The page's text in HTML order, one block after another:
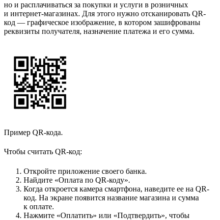
но и расплачиваться за покупки и услуги в розничных
и интернет-магазинах. Для этого нужно отсканировать QR-
код — графическое изображение, в котором зашифрованы
реквизиты получателя, назначение платежа и его сумма.
Пример QR-кода.
Чтобы считать QR-код:
Откройте приложение своего банка.
Найдите «Оплата по QR-коду».
Когда откроется камера смартфона, наведите ее на QR-
код. На экране появится название магазина и сумма
к оплате.
Нажмите «Оплатить» или «Подтвердить», чтобы